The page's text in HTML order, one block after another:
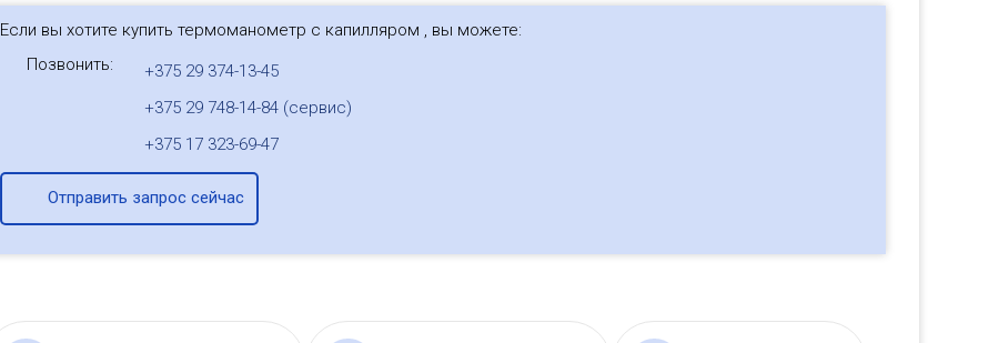
Если вы хотите купить термоманометр с капилляром , вы можете:
Позвонить:
+375 29 374-13-45
+375 29 748-14-84 (сервис)
+375 17 323-69-47
Отправить запрос сейчас